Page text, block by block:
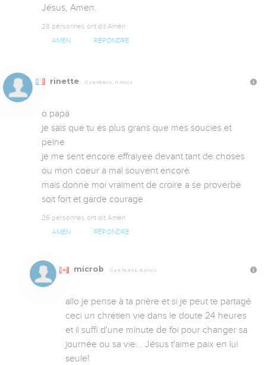
Jésus, Amen.
28 personnes ont dit Amen
AMEN RÉPONDRE
rinette Il y a 16 ans, 11 mois
o papa
je sais que tu es plus grans que mes soucies et
peine
je me sent encore effraiyee devant tant de choses
ou mon coeur a mal souvent encore
mais donne moi vraiment de croire a se proverbe
soit fort et garde courage
26 personnes ont dit Amen
AMEN RÉPONDRE
microb Il y a 16 ans, 8 mois
allo je pense à ta prière et si je peut te partagé
ceci un chrétien vie dans le doute 24 heures
et il suffi d'une minute de foi pour changer sa
journée ou sa vie... Jésus t'aime paix en lui
seule!